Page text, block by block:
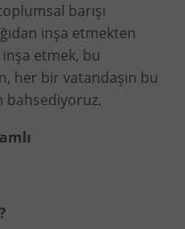
barışı
inşa etmekten
inşa etmek, bu
her bir vatandaşın bu
bahsediyoruz.